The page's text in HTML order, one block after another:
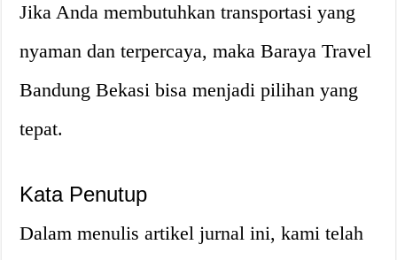
Jika Anda membutuhkan transportasi yang
nyaman dan terpercaya, maka Baraya Travel
Bandung Bekasi bisa menjadi pilihan yang
tepat.
Kata Penutup
Dalam menulis artikel jurnal ini, kami telah